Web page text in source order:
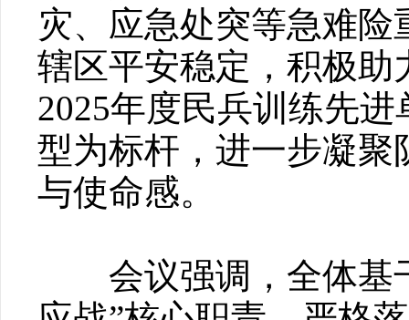
灾、应急处突等急难
辖区平安稳定，积极
2025年度民兵训练先
型为标杆，进一步凝
与使命感。
会议强调，全体基干